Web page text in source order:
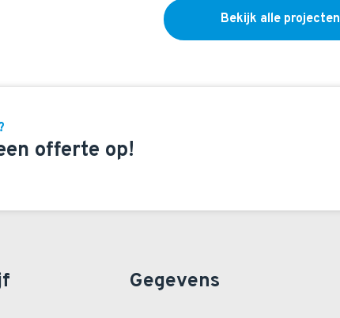
Bekijk alle projecten
offerte op!
Gegevens